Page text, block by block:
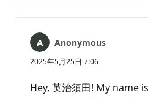
ト
あ
り
せ
ト
Anonymous
2025年5月25日 7:06
Hey, 英治須田! My name